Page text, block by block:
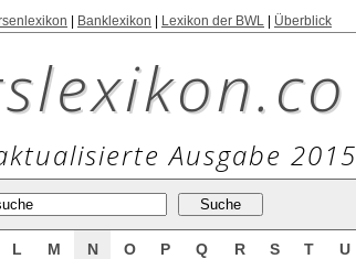
Banklexikon Lexikon der BWL Überblick
Ausgabe 2015
L M N O P Q R S T U